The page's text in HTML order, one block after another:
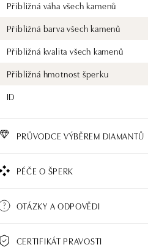
Přibližná váha všech kamenů
Přibližná barva všech kamenů
Přibližná kvalita všech kamenů
Přibližná hmotnost šperku
ID
PRŮVODCE VÝBĚREM DIAMANTŮ
PÉČE O ŠPERK
OTÁZKY A ODPOVĚDI
CERTIFIKÁT PRAVOSTI